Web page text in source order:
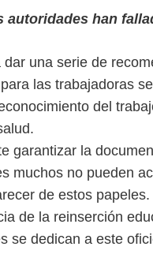
autoridades han
una serie de
las trabajadoras
del
garantizar la
muchos no pueden
de estos papeles.
de la reinserción
se dedican a este